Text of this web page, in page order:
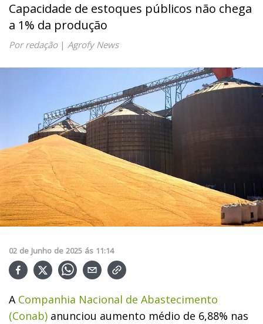
Capacidade de estoques públicos não chega
a 1% da produção
Por redação| Agrofy News
02 de Junho de 2025 ás 11:14
A Companhia Nacional de Abastecimento
(Conab) anunciou aumento médio de 6,88% nas